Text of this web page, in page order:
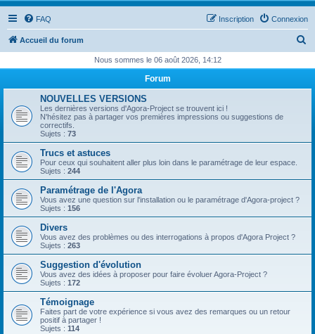
FAQ Connexion
Inscription
Accueil du forum
h
c
Nous sommes le 06 août 2026, 14:12
Forum
NOUVELLES VERSIONS
Les dernières versions d'Agora-Project se trouvent ici !
N'hésitez pas à partager vos premières impressions ou suggestions de
correctifs.
Sujets : 73
Trucs et astuces
Pour ceux qui souhaitent aller plus loin dans le paramétrage de leur espace.
Sujets : 244
Paramétrage de l'Agora
Vous avez une question sur l'installation ou le paramétrage d'Agora-project ?
Sujets : 156
Divers
Vous avez des problèmes ou des interrogations à propos d'Agora Project ?
Sujets : 263
Suggestion d'évolution
Vous avez des idées à proposer pour faire évoluer Agora-Project ?
Sujets : 172
Témoignage
Faites part de votre expérience si vous avez des remarques ou un retour
positif à partager !
Sujets : 114